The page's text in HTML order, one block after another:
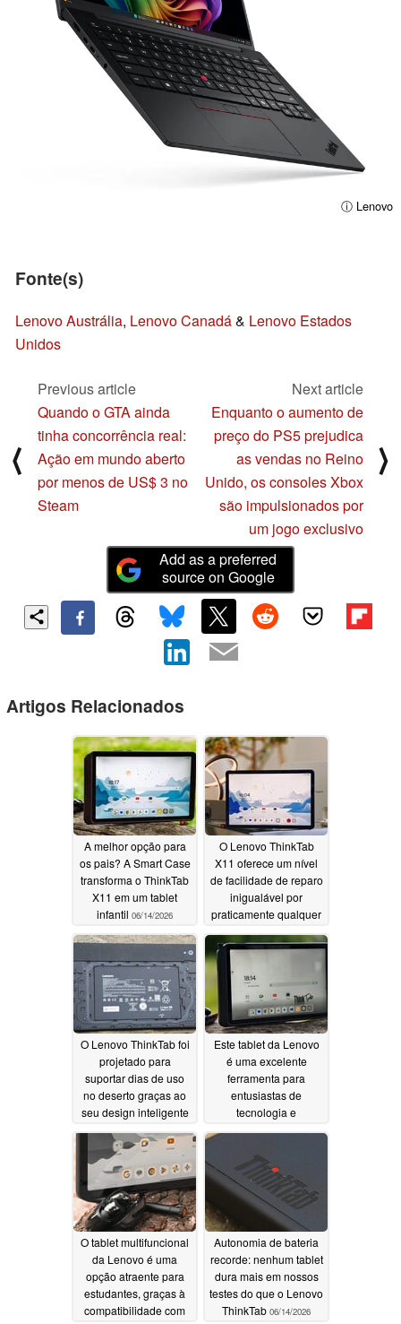
ⓘ Lenovo
Fonte(s)
Lenovo Austrália, Lenovo Canadá& Lenovo Estados
Unidos
⟨
Previous article
Quando o GTA ainda
tinha concorrência real:
Ação em mundo aberto
por menos de US$ 3 no
Steam
Next article
Enquanto o aumento de
preço do PS5 prejudica
as vendas no Reino
Unido, os consoles Xbox
são impulsionados por
um jogo exclusivo
⟩
Add as a preferred
source on Google
Artigos Relacionados
A melhor opção para
os pais? A Smart Case
transforma o ThinkTab
X11 em um tablet
infantil 06/14/2026
O Lenovo ThinkTab
X11 oferece um nível
de facilidade de reparo
inigualável por
praticamente qualquer
06/14/2026
O Lenovo ThinkTab foi
projetado para
suportar dias de uso
no deserto graças ao
seu design inteligente
06/14/2026
Este tablet da Lenovo
é uma excelente
ferramenta para
entusiastas de
tecnologia e
06/14/2026
O tablet multifuncional
da Lenovo é uma
opção atraente para
estudantes, graças à
compatibilidade com
Autonomia de bateria
recorde: nenhum tablet
dura mais em nossos
testes do que o Lenovo
ThinkTab 06/14/2026